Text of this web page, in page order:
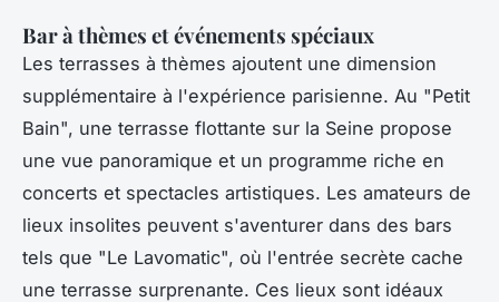
Bar à thèmes et événements spéciaux
Les terrasses à thèmes ajoutent une dimension
supplémentaire à l'expérience parisienne. Au "Petit
Bain", une terrasse flottante sur la Seine propose
une vue panoramique et un programme riche en
concerts et spectacles artistiques. Les amateurs de
lieux insolites peuvent s'aventurer dans des bars
tels que "Le Lavomatic", où l'entrée secrète cache
une terrasse surprenante. Ces lieux sont idéaux